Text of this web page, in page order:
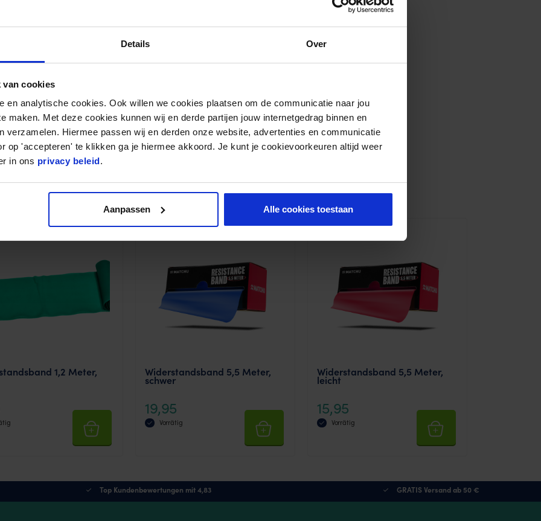
Details Over
van cookies
en analytische cookies. Ook willen we cookies plaatsen om de communicatie naar jou
maken. Met deze cookies kunnen wij en derde partijen jouw internetgedrag binnen en
verzamelen. Hiermee passen wij en derden onze website, advertenties en communicatie
op 'accepteren' te klikken ga je hiermee akkoord. Je kunt je cookievoorkeuren altijd weer
in ons privacy beleid.
Aanpassen Alle cookies toestaan
kann die Bänder reißen lassen. Dadurch ist
schwierig. Sie können besser die nachfolgende
und Sonnenlicht.
Seife auswaschbar. nachdem trocken die
1,2man.
1,2 Meter, Widerstandsband 5,5 Meter,
schwer
19,95
Vorrätig
Widerstandsband 5,5 Meter,
leicht
15,95
Vorrätig
Top Kundenbewertungen mit 4,83 GRATIS Versand ab 50 €